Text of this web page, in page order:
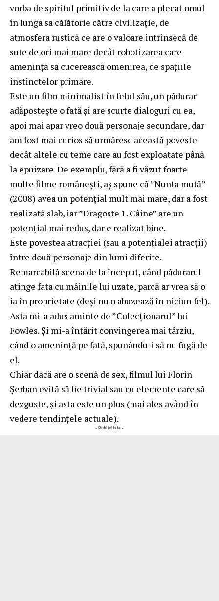
vorba de spiritul primitiv de la care a plecat omul
în lunga sa călătorie către civilizaţie, de
atmosfera rustică ce are o valoare intrinsecă de
sute de ori mai mare decât robotizarea care
ameninţă să cucerească omenirea, de spaţiile
instinctelor primare.
Este un film minimalist în felul său, un pădurar
adăposteşte o fată şi are scurte dialoguri cu ea,
apoi mai apar vreo două personaje secundare, dar
am fost mai curios să urmăresc această poveste
decât altele cu teme care au fost exploatate până
la epuizare. De exemplu, fără a fi văzut foarte
multe filme româneşti, aş spune că ”Nunta mută”
(2008) avea un potenţial mult mai mare, dar a fost
realizată slab, iar ”Dragoste 1. Câine” are un
potenţial mai redus, dar e realizat bine.
Este povestea atracţiei (sau a potenţialei atracţii)
între două personaje din lumi diferite.
Remarcabilă scena de la început, când pădurarul
atinge fata cu mâinile lui uzate, parcă ar vrea să o
ia în proprietate (deşi nu o abuzează în niciun fel).
Asta mi-a adus aminte de ”Colecţionarul” lui
Fowles. Şi mi-a întărit convingerea mai târziu,
când o ameninţă pe fată, spunându-i să nu fugă de
el.
Chiar dacă are o scenă de sex, filmul lui Florin
Şerban evită să fie trivial sau cu elemente care să
dezguste, şi asta este un plus (mai ales având în
vedere tendinţele actuale).
- Publicitate -